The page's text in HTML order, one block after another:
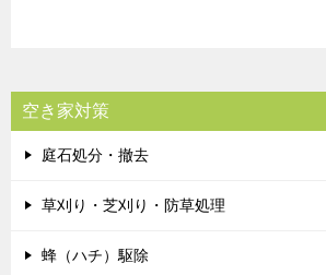
空き家対策
庭石処分・撤去
草刈り・芝刈り・防草処理
蜂（ハチ）駆除